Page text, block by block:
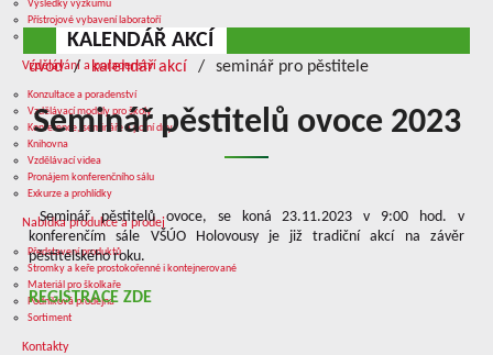
Výsledky výzkumu
Přístrojové vybavení laboratoří
Služby v oblasti výzkumu
Vzdělávání a poradenství
Konzultace a poradenství
Vzdělávací moduly pro školy
Konference, semináře a polní dny
Knihovna
Vzdělávací videa
Pronájem konferenčního sálu
Exkurze a prohlídky
Nabídka produkce a prodej
Představení produktů
Stromky a keře prostokořenné i kontejnerované
Materiál pro školkaře
Podniková prodejna
Sortiment
Kontakty
KALENDÁŘ AKCÍ
úvod kalendář akcí seminář pro pěstitele
Seminář pěstitelů ovoce 2023
Seminář pěstitelů ovoce, se koná 23.11.2023 v 9:00 hod. v
konferenčím sále VŠÚO Holovousy je již tradiční akcí na závěr
pěstitelského roku.
REGISTRACE ZDE